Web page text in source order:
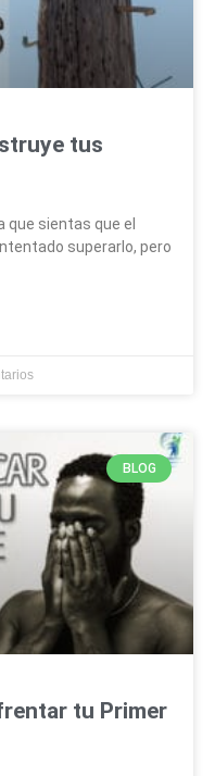
tus
que sientas que el
superarlo, pero
BLOG
tu Primer